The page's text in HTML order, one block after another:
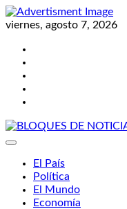
Skip
to
viernes, agosto 7, 2026
El País
Política
El Mundo
Economía